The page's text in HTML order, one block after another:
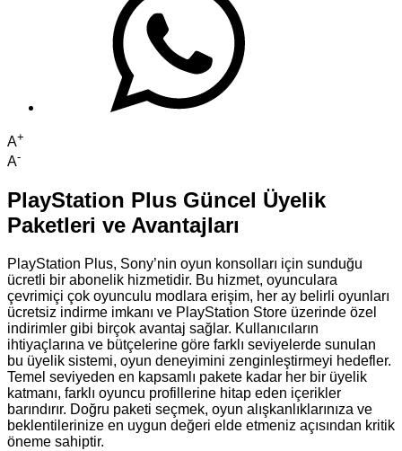
A+
A-
PlayStation Plus Güncel Üyelik
Paketleri ve Avantajları
PlayStation Plus, Sony’nin oyun konsolları için sunduğu
ücretli bir abonelik hizmetidir. Bu hizmet, oyunculara
çevrimiçi çok oyunculu modlara erişim, her ay belirli oyunları
ücretsiz indirme imkanı ve PlayStation Store üzerinde özel
indirimler gibi birçok avantaj sağlar. Kullanıcıların
ihtiyaçlarına ve bütçelerine göre farklı seviyelerde sunulan
bu üyelik sistemi, oyun deneyimini zenginleştirmeyi hedefler.
Temel seviyeden en kapsamlı pakete kadar her bir üyelik
katmanı, farklı oyuncu profillerine hitap eden içerikler
barındırır. Doğru paketi seçmek, oyun alışkanlıklarınıza ve
beklentilerinize en uygun değeri elde etmeniz açısından kritik
öneme sahiptir.